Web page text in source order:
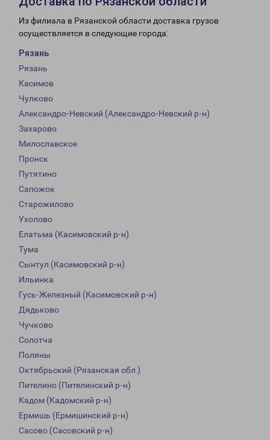
Из филиала в Рязанской области доставка грузов
осуществляется в следующие города:
Рязань
Рязань
Касимов
Чулково
Александро-Невский (Александро-Невский р-н)
Захарово
Милославское
Пронск
Путятино
Сапожок
Старожилово
Ухолово
Елатьма (Касимовский р-н)
Тума
Сынтул (Касимовский р-н)
Ильинка
Гусь-Железный (Касимовский р-н)
Дядьково
Чучково
Солотча
Поляны
Октябрьский (Рязанская обл.)
Пителино (Пителинский р-н)
Кадом (Кадомский р-н)
Ермишь (Ермишинский р-н)
Сасово (Сасовский р-н)